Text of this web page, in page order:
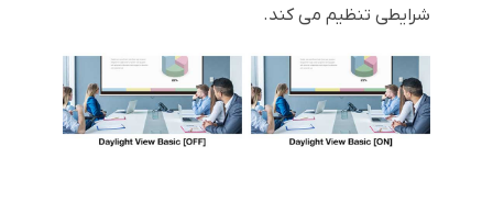
شرایطی تنظیم می کند.